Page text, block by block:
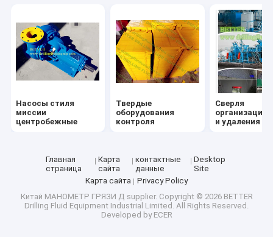
Насосы стиля
миссии
центробежные
Твердые
оборудования
контроля
Сверля
организация
и удаления
Главная
страница
Карта
сайта
контактные
данные
Desktop
Site
Карта сайта
Privacy Policy
Китай МАНОМЕТР ГРЯЗИ Д supplier. Copyright © 2026 BETTER
Drilling Fluid Equipment Industrial Limited. All Rights Reserved.
Developed by ECER